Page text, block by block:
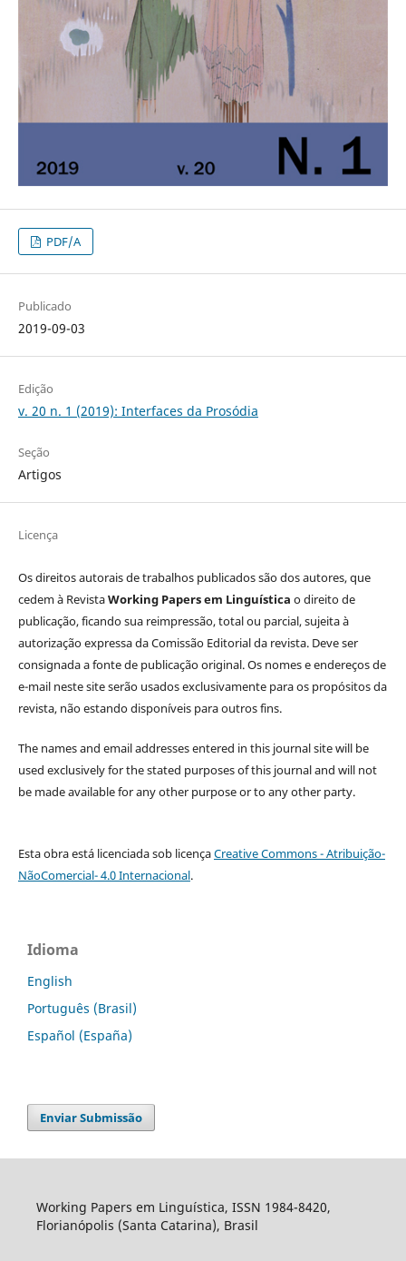
PDF/A
Publicado
2019-09-03
Edição
v. 20 n. 1 (2019): Interfaces da Prosódia
Seção
Artigos
Licença
Os direitos autorais de trabalhos publicados são dos autores, que
cedem à RevistaWorking Papers em Linguística o direito de
publicação, ficando sua reimpressão, total ou parcial, sujeita à
autorização expressa da Comissão Editorial da revista. Deve ser
consignada a fonte de publicação original. Os nomes e endereços de
e-mail neste site serão usados exclusivamente para os propósitos da
revista, não estando disponíveis para outros fins.
The names and email addresses entered in this journal site will be
used exclusively for the stated purposes of this journal and will not
be made available for any other purpose or to any other party.
Esta obra está licenciada sob licençaCreative Commons - Atribuição-
NãoComercial- 4.0 Internacional.
Idioma
English
Português (Brasil)
Español (España)
Enviar Submissão
Working Papers em Linguística, ISSN 1984-8420,
Florianópolis (Santa Catarina), Brasil